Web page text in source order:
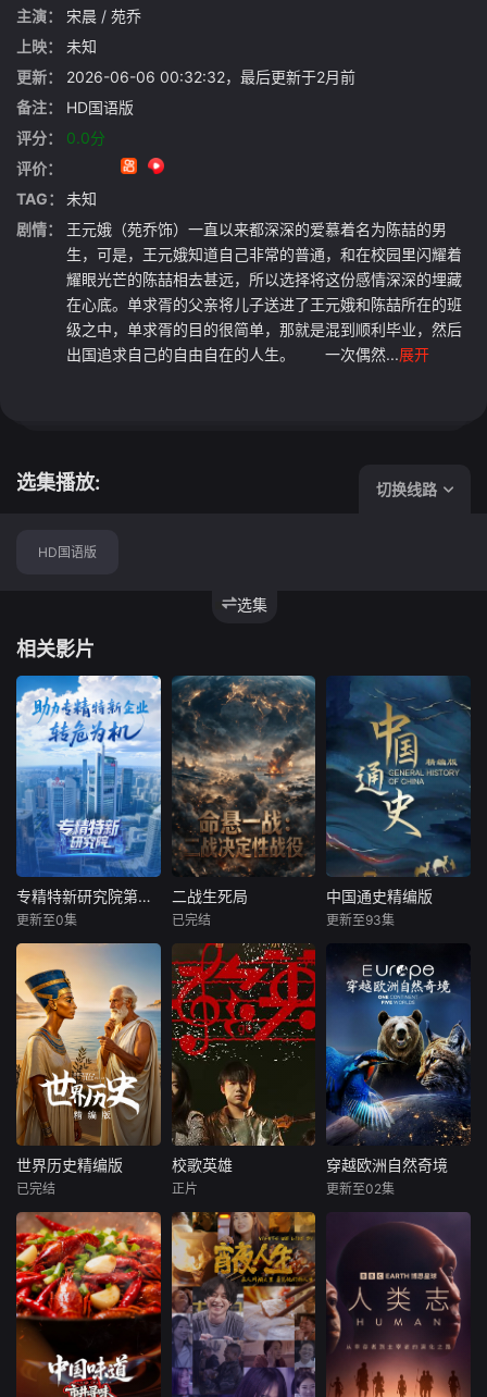
主演：
宋晨 / 苑乔
上映：
未知
更新：
2026-06-06 00:32:32，最后更新于2月前
备注：
HD国语版
评分：
0.0分
评价：
TAG：
未知
剧情：
王元娥（苑乔饰）一直以来都深深的爱慕着名为陈喆的男
生，可是，王元娥知道自己非常的普通，和在校园里闪耀着
耀眼光芒的陈喆相去甚远，所以选择将这份感情深深的埋藏
在心底。单求胥的父亲将儿子送进了王元娥和陈喆所在的班
级之中，单求胥的目的很简单，那就是混到顺利毕业，然后
出国追求自己的自由自在的人生。 一次偶然...展开
选集播放: 切换线路
选集
HD国语版
相关影片
专精特新研究院第六季
北京卫视科创IP
《专精特新研究
院》真实记录国内
科创企业技术突破
与成长诉求，集结
院士、企业家、政
府、投行等专家智
库，为专精特新企
业提供战略规划、
资源对接、金融帮
扶。2023年开播至
摄12
专精特新研究院第六季
更新至0集
二战生死局
本片以第二次世界
大战的时间演进为
核心叙事轴线，精
选 9 场深刻改变战
争走向、决定世界
格局的标志性战
役，完整覆盖从 19
39 年二战欧洲战场
爆发，到 1945 年
欧洲反法西斯战争
胜利的历史进程，
二战生死局
已完结
中国通史精编版
百集大型纪录片
《中国通史》由央
视电影频道节目中
心制作出品、中国
社会科学院监制、
中国社会科学院历
史研究所组织撰稿
并邀请国内多家重
点大学、专业机构
的研究人员共同参
与创作。这部纪录
段再现中华
中国通史精编版
更新至93集
世界历史精编版
这是一部跨越国
度、跨越时空、超
越民族界限，以人
类社会发展史为题
材的大型纪录片。
它以丰富的视听手
段再现了从远古人
类起源到万隆会议
世界历史精编版
已完结
校歌英雄
黄黎
叛逆富二代叛逆为
躲爹妈安排，偷报
音乐专业，开学撩
学姐，为校花与校
草开战，背后搞小
动作坑对手又坑队
友；寒门工科妹靠
校歌英雄
正片
穿越欧洲自然奇境
从斯瓦尔巴群岛冰
封的荒原，到沐浴
着阳光的地中海沿
岸，这部野生动物
纪录片深入探索了
欧洲最重要迷人的
栖息地，并邂逅了
最非凡的野生居
穿越欧洲自然奇境
更新至02集